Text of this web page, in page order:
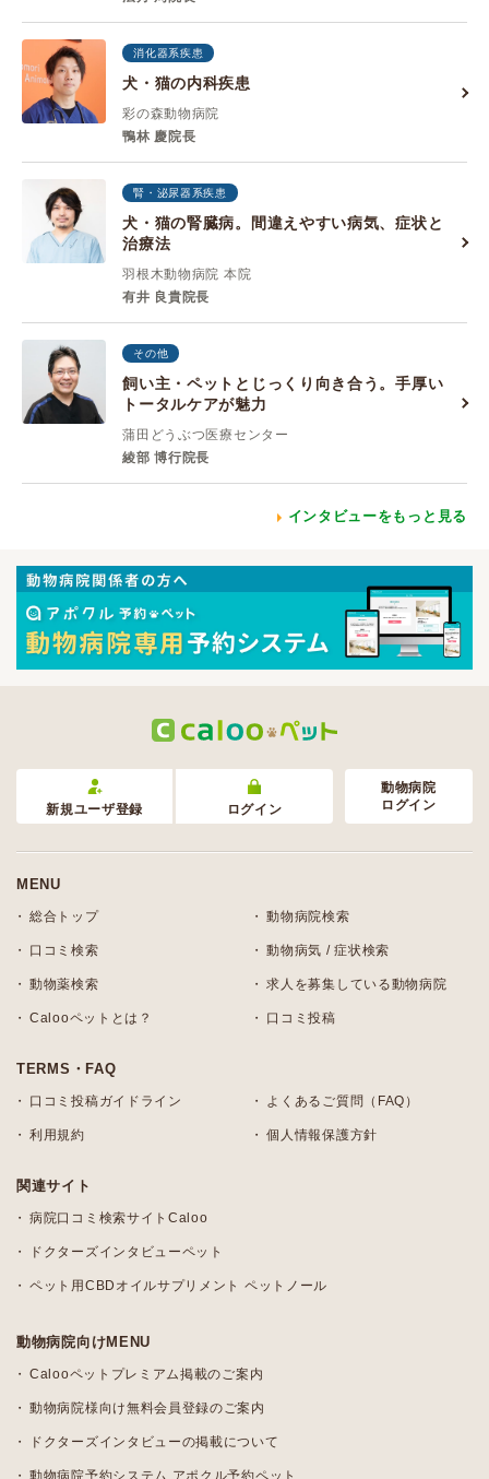
消化器系疾患
犬・猫の内科疾患
彩の森動物病院
鴨林 慶院長
腎・泌尿器系疾患
犬・猫の腎臓病。間違えやすい病気、症状と
治療法
羽根木動物病院 本院
有井 良貴院長
その他
飼い主・ペットとじっくり向き合う。手厚い
トータルケアが魅力
蒲田どうぶつ医療センター
綾部 博行院長
インタビューをもっと見る
新規ユーザ登録 ログイン
動物病院
ログイン
MENU
総合トップ 動物病院検索
口コミ検索 動物病気 / 症状検索
動物薬検索 求人を募集している動物病院
Calooペットとは？ 口コミ投稿
TERMS・FAQ
口コミ投稿ガイドライン よくあるご質問（FAQ）
利用規約 個人情報保護方針
関連サイト
病院口コミ検索サイトCaloo
ドクターズインタビューペット
ペット用CBDオイルサプリメント ペットノール
動物病院向けMENU
Calooペットプレミアム掲載のご案内
動物病院様向け無料会員登録のご案内
ドクターズインタビューの掲載について
動物病院予約システム アポクル予約ペット